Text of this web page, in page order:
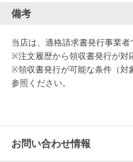
備考
当店は、適格請求書発行事業者
※注文履歴から領収書発行が対
※領収書発行が可能な条件（対
参照ください。
お問い合わせ情報